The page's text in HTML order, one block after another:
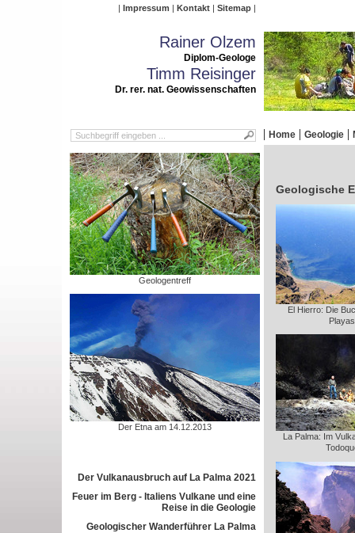
Impressum Kontakt Sitemap
Rainer Olzem
Diplom-Geologe
Timm Reisinger
Dr. rer. nat. Geowissenschaften
Home Geologie
Geologentreff
Der Etna am 14.12.2013
Der Vulkanausbruch auf La Palma 2021
Feuer im Berg - Italiens Vulkane und eine
Reise in die Geologie
Geologischer Wanderführer La Palma
Geologische
El Hierro: Die
Playas
La Palma: Im